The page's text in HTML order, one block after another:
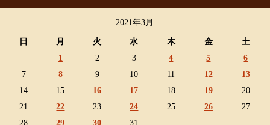
2021年3月
日 月 火 水 木 金 土
1 2 3 4 5
6
7
8 9 10 11 12
13
14
15 16 17 18 19
20
21
22 23 24 25 26
27
28
29 30 31